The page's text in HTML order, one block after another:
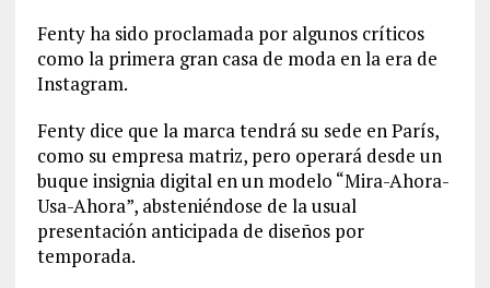
Fenty ha sido proclamada por algunos críticos
como la primera gran casa de moda en la era de
Instagram.
Fenty dice que la marca tendrá su sede en París,
como su empresa matriz, pero operará desde un
buque insignia digital en un modelo “Mira-Ahora-
Usa-Ahora”, absteniéndose de la usual
presentación anticipada de diseños por
temporada.